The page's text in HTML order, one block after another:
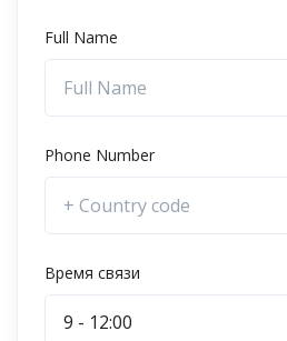
Full Name
Phone Number
Время связи
9 - 12:00